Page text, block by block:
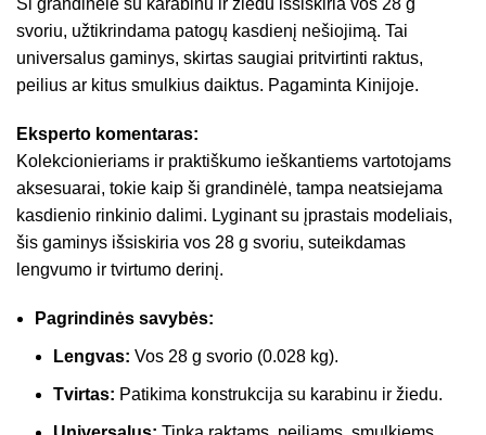
svoriu, užtikrindama patogų kasdienį nešiojimą. Tai
universalus gaminys, skirtas saugiai pritvirtinti raktus,
peilius ar kitus smulkius daiktus. Pagaminta Kinijoje.
Eksperto komentaras:
Kolekcionieriams ir praktiškumo ieškantiems vartotojams
aksesuarai, tokie kaip ši grandinėlė, tampa neatsiejama
kasdienio rinkinio dalimi. Lyginant su įprastais modeliais,
šis gaminys išsiskiria vos 28 g svoriu, suteikdamas
lengvumo ir tvirtumo derinį.
Pagrindinės savybės:
Lengvas: Vos 28 g svorio (0.028 kg).
Tvirtas: Patikima konstrukcija su karabinu ir žiedu.